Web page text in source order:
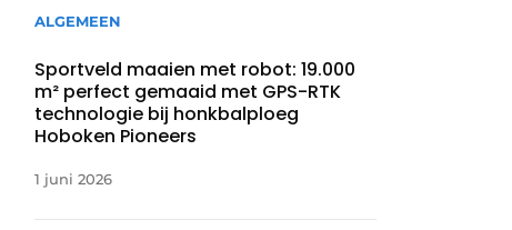
ALGEMEEN
Sportveld maaien met robot: 19.000
m² perfect gemaaid met GPS-RTK
technologie bij honkbalploeg
Hoboken Pioneers
1 juni 2026